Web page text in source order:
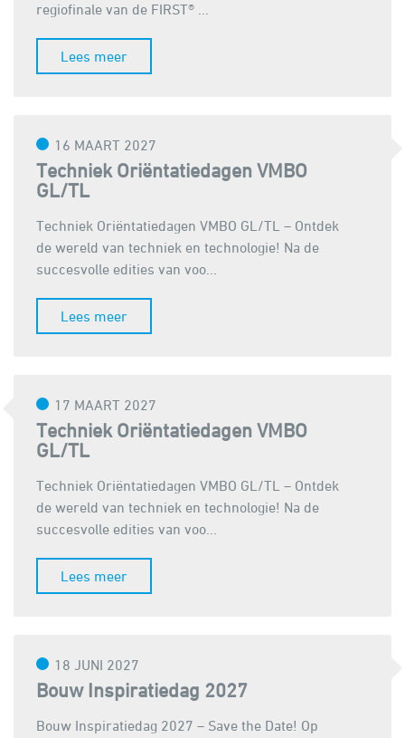
regiofinale van de FIRST® ...
Lees meer
16 MAART 2027
Techniek Oriëntatiedagen VMBO
GL/TL
Techniek Oriëntatiedagen VMBO GL/TL – Ontdek
de wereld van techniek en technologie! Na de
succesvolle edities van voo...
Lees meer
17 MAART 2027
Techniek Oriëntatiedagen VMBO
GL/TL
Techniek Oriëntatiedagen VMBO GL/TL – Ontdek
de wereld van techniek en technologie! Na de
succesvolle edities van voo...
Lees meer
18 JUNI 2027
Bouw Inspiratiedag 2027
Bouw Inspiratiedag 2027 – Save the Date! Op